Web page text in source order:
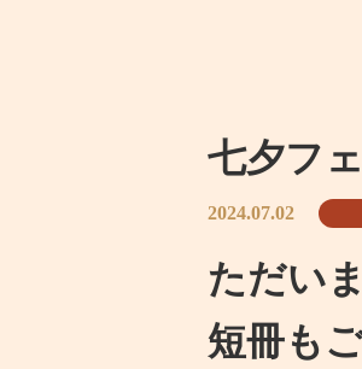
七夕フ
2024.07.02
ただい
短冊も